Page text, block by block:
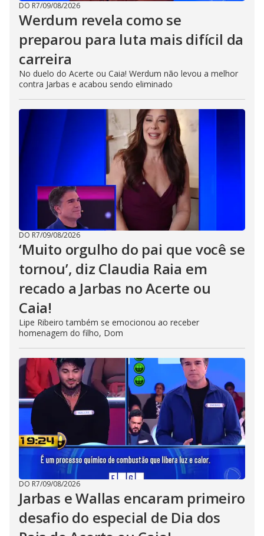
DO R7/09/08/2026
Werdum revela como se
preparou para luta mais difícil da
carreira
No duelo do Acerte ou Caia! Werdum não levou a melhor
contra Jarbas e acabou sendo eliminado
DO R7/09/08/2026
‘Muito orgulho do pai que você se
tornou’, diz Claudia Raia em
recado a Jarbas no Acerte ou
Caia!
Lipe Ribeiro também se emocionou ao receber
homenagem do filho, Dom
DO R7/09/08/2026
Jarbas e Wallas encaram primeiro
desafio do especial de Dia dos